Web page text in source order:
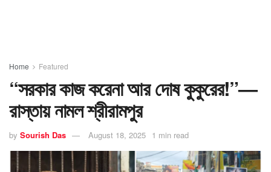
Home Featured
“সরকার কাজ করেনা আর দোষ কুকুরের!”—
রাস্তায় নামল শ্রীরামপুর
by Sourish Das August 18, 2025 1 min read